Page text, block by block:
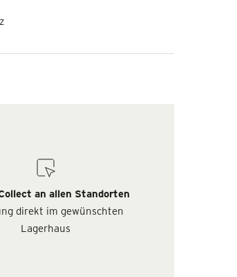
an allen Standorten
direkt im gewünschten
Lagerhaus